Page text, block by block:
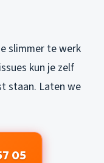
slimmer te werk
kun je zelf
staan. Laten we
05